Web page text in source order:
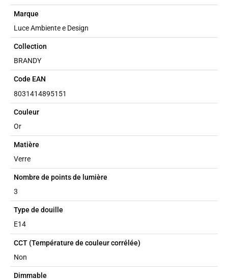
Marque
Luce Ambiente e Design
Collection
BRANDY
Code EAN
8031414895151
Couleur
Or
Matière
Verre
Nombre de points de lumière
3
Type de douille
E14
CCT (Température de couleur corrélée)
Non
Dimmable